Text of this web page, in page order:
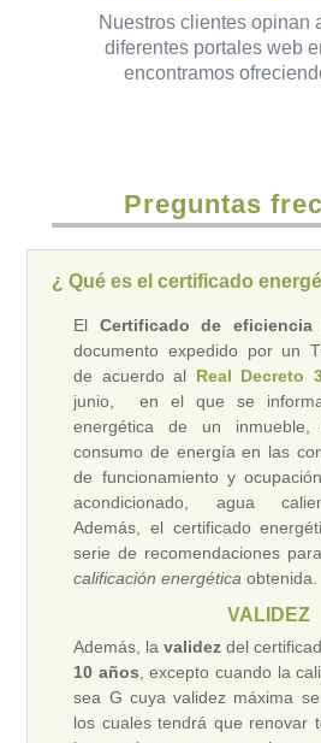
Nuestros clientes opinan
diferentes portales web
encontramos
Preguntas
¿ Qué es el certificado
El Certificado de eficiencia
documento expedido por un
de acuerdo al Real Decreto
junio, en el que se
energética de un
consumo de energía en las
de funcionamiento y
acondicionado, agua
Además, el certificado
serie de recomendaciones
calificación energética obtenida.
VALIDEZ
Además, lavalidez del
10 años , excepto cuando la
sea G cuya validez máxima
los cuales tendrá que renovar